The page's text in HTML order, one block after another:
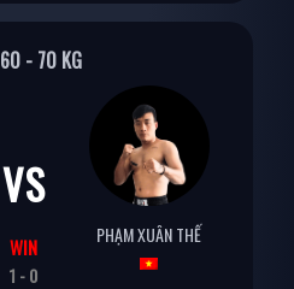
60 - 70 KG
VS
PHẠM XUÂN THẾ
WIN
1 - 0